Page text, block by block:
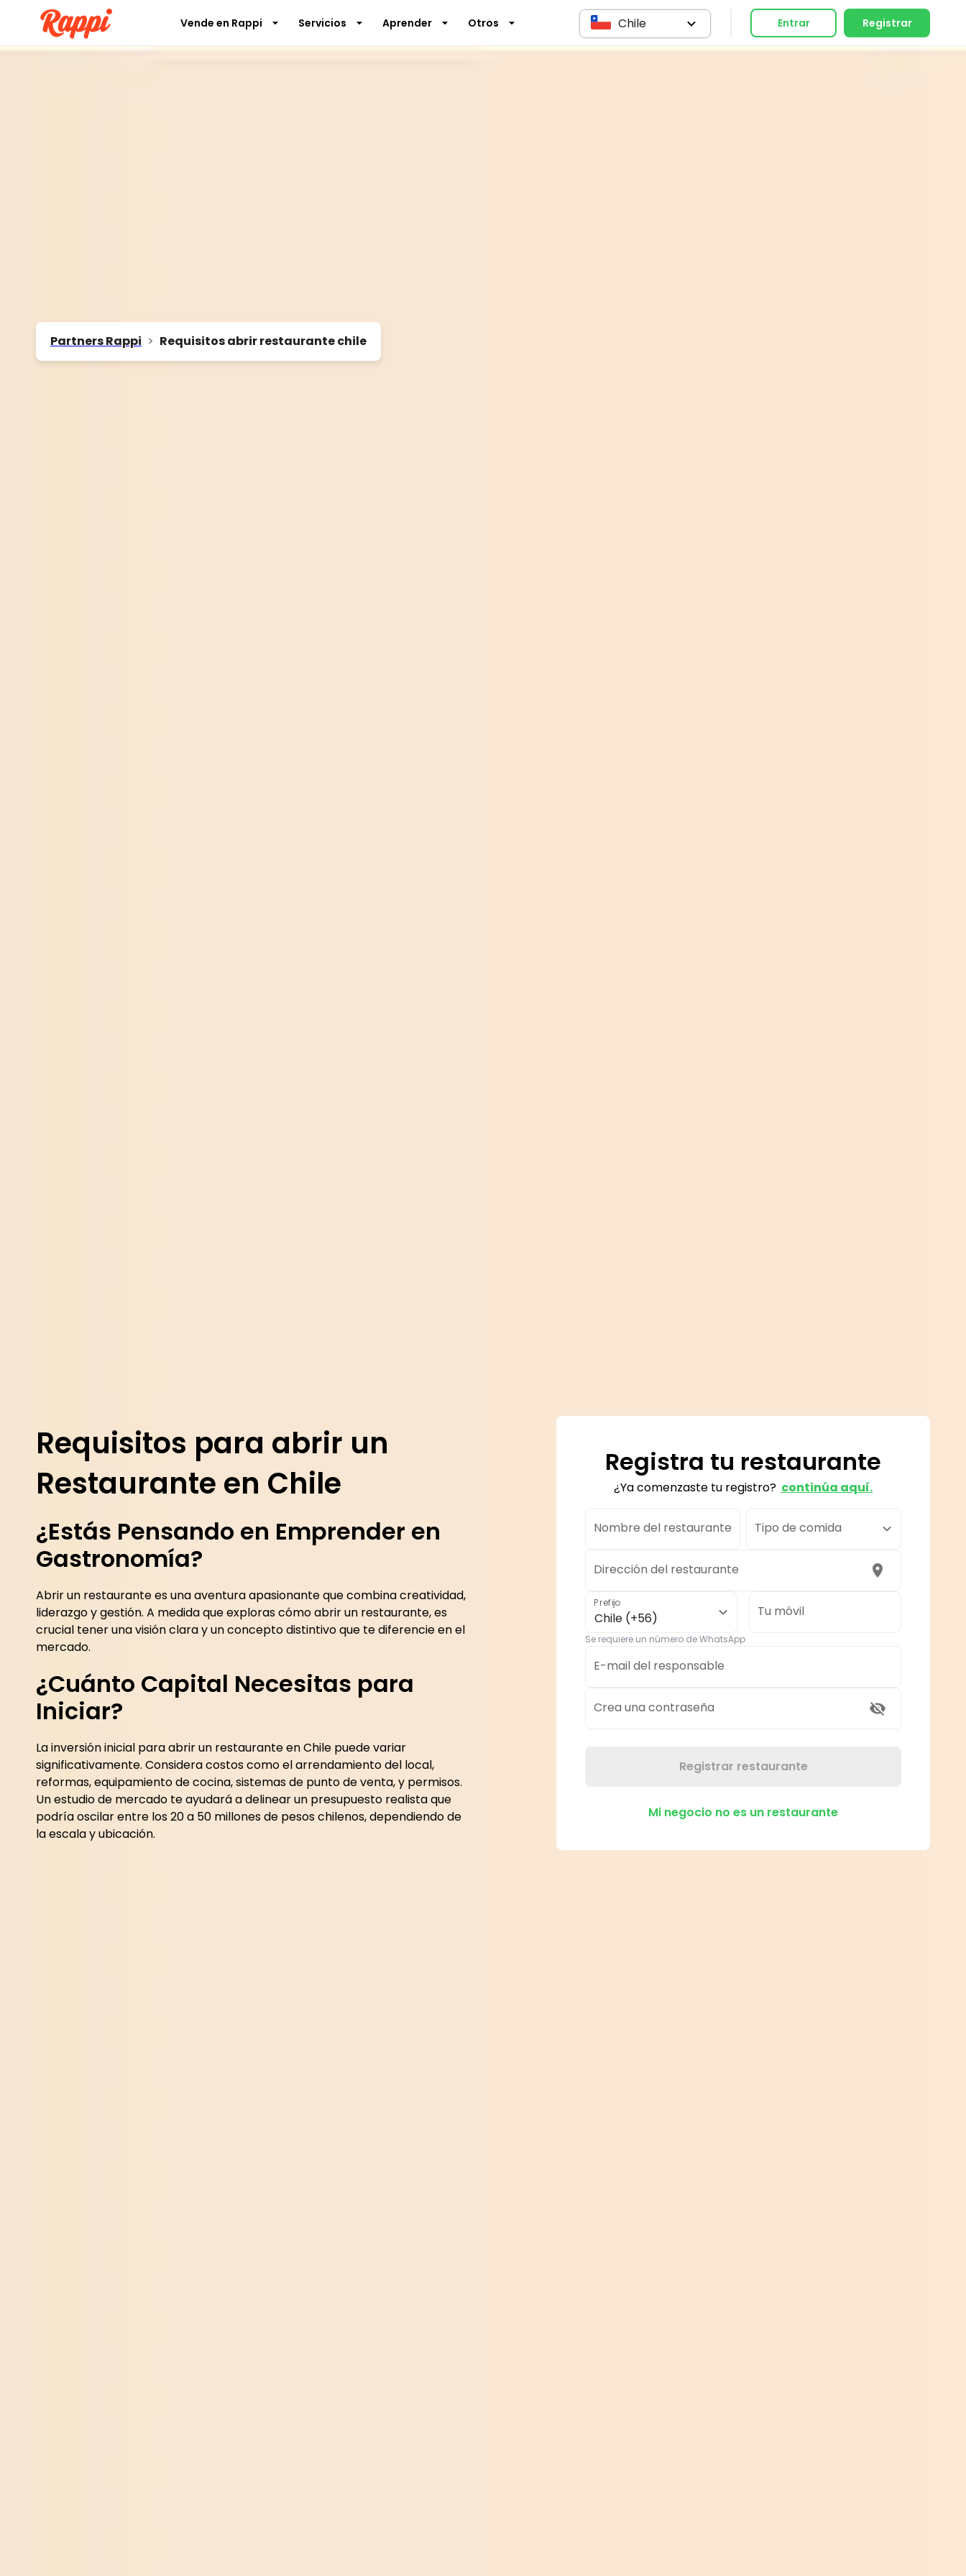
Vende en Rappi Servicios Aprender Otros
Partners Rappi > Requisitos abrir restaurante chile
Chile Entrar Registrar
Requisitos para abrir un
Restaurante en Chile
¿Estás Pensando en Emprender en
Gastronomía?
Abrir un restaurante es una aventura apasionante que combina creatividad,
liderazgo y gestión. A medida que exploras cómo abrir un restaurante, es
crucial tener una visión clara y un concepto distintivo que te diferencie en el
mercado.
¿Cuánto Capital Necesitas para
Iniciar?
La inversión inicial para abrir un restaurante en Chile puede variar
significativamente. Considera costos como el arrendamiento del local,
reformas, equipamiento de cocina, sistemas de punto de venta, y permisos.
Un estudio de mercado te ayudará a delinear un presupuesto realista que
podría oscilar entre los 20 a 50 millones de pesos chilenos, dependiendo de
la escala y ubicación.
Registra tu restaurante
¿Ya comenzaste tu registro? continúa aquí.
Nombre del restaurante Tipo de comida
Dirección del restaurante
Prefijo
Chile (+56) Tu móvil
Se requiere un número de WhatsApp
E-mail del responsable
Crea una contraseña
Registrar restaurante
Mi negocio no es un restaurante